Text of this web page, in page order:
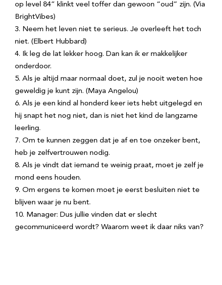
op level 84” klinkt veel toffer dan gewoon “oud” zijn. (Via
BrightVibes)
Neem het leven niet te serieus. Je overleeft het toch
niet. (Elbert Hubbard)
Ik leg de lat lekker hoog. Dan kan ik er makkelijker
onderdoor.
Als je altijd maar normaal doet, zul je nooit weten hoe
geweldig je kunt zijn. (Maya Angelou)
Als je een kind al honderd keer iets hebt uitgelegd en
hij snapt het nog niet, dan is niet het kind de langzame
leerling.
Om te kunnen zeggen dat je af en toe onzeker bent,
heb je zelfvertrouwen nodig.
Als je vindt dat iemand te weinig praat, moet je zelf je
mond eens houden.
Om ergens te komen moet je eerst besluiten niet te
blijven waar je nu bent.
Manager: Dus jullie vinden dat er slecht
gecommuniceerd wordt? Waarom weet ik daar niks van?